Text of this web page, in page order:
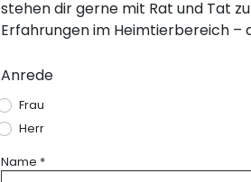
stehen dir gerne mit Rat und Tat
Erfahrungen im Heimtierbereich –
Anrede
Frau
Herr
Name *